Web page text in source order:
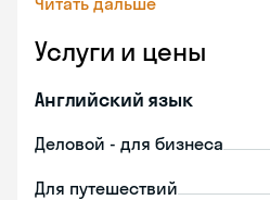
Услуги и цены
Английский язык
Деловой - для бизнеса
Для путешествий